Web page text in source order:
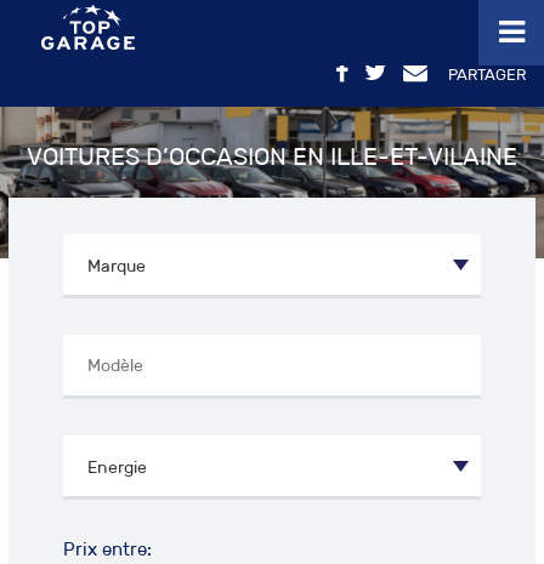
PARTAGER
VOITURES D’OCCASION EN ILLE-ET-VILAINE
Prix entre: